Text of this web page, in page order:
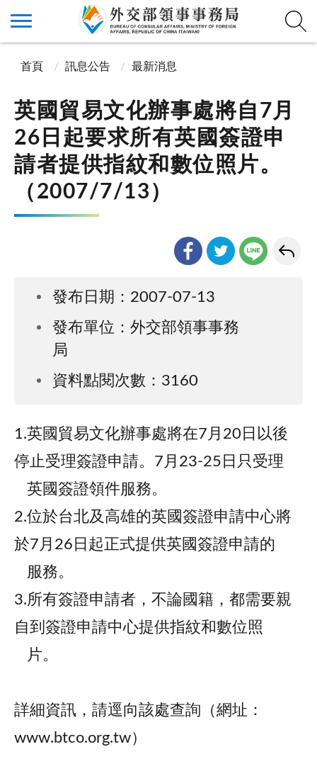
首頁 訊息公告 最新消息
英國貿易文化辦事處將自7月
26日起要求所有英國簽證申
請者提供指紋和數位照片。
（2007/7/13）
發布日期：2007-07-13
發布單位：外交部領事事務
局
資料點閱次數：3160
1.英國貿易文化辦事處將在7月20日以後
停止受理簽證申請。7月23-25日只受理
英國簽證領件服務。
2.位於台北及高雄的英國簽證申請中心將
於7月26日起正式提供英國簽證申請的
服務。
3.所有簽證申請者，不論國籍，都需要親
自到簽證申請中心提供指紋和數位照
片。
詳細資訊，請逕向該處查詢（網址：
www.btco.org.tw）